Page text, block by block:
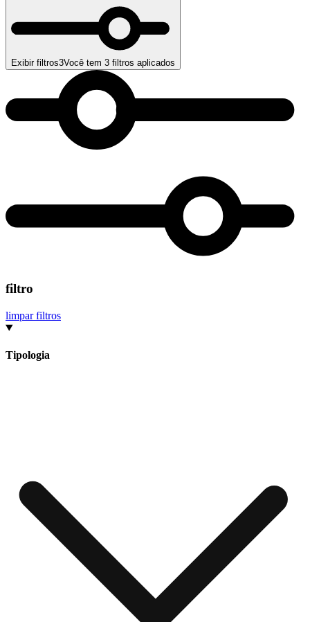
Exibir filtros3Você tem 3 filtros aplicados
filtro
limpar filtros
Tipologia